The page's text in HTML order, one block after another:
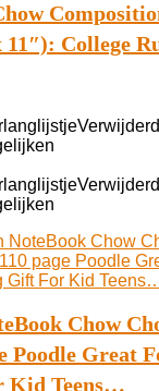
College
Chow
Poodle Great
Kid Teens…